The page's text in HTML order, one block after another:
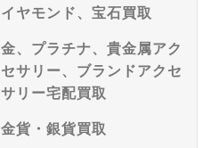
イヤモンド、宝石買取
金、プラチナ、貴金属アク
セサリー、ブランドアクセ
サリー宅配買取
金貨・銀貨買取